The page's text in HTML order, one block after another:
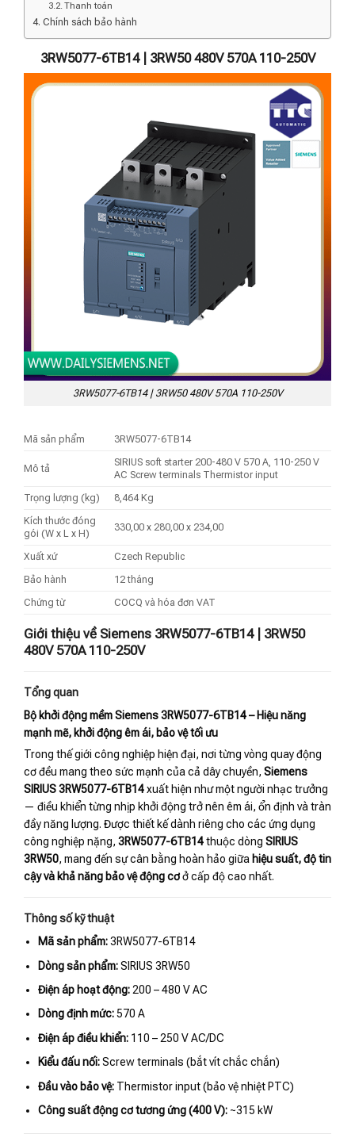
Thanh toán
Chính sách bảo hành
3RW5077-6TB14 | 3RW50 480V 570A 110-250V
3RW5077-6TB14 | 3RW50 480V 570A 110-250V
Mã sản phẩm 3RW5077-6TB14
Mô tả
SIRIUS soft starter 200-480 V 570 A, 110-250 V
AC Screw terminals Thermistor input
Trọng lượng (kg)
8,464 Kg
Kích thước đóng
gói (W x L x H)
330,00 x 280,00 x 234,00
Xuất xứ
Czech Republic
Bảo hành
12 tháng
Chứng từ
COCQ và hóa đơn VAT
Giới thiệu về Siemens 3RW5077-6TB14 | 3RW50
480V 570A 110-250V
Tổng quan
Bộ khởi động mềm Siemens 3RW5077-6TB14 – Hiệu năng
mạnh mẽ, khởi động êm ái, bảo vệ tối ưu
Trong thế giới công nghiệp hiện đại, nơi từng vòng quay động
cơ đều mang theo sức mạnh của cả dây chuyền, Siemens
SIRIUS 3RW5077-6TB14xuất hiện như một người nhạc trưởng
— điều khiển từng nhịp khởi động trở nên êm ái, ổn định và tràn
đầy năng lượng. Được thiết kế dành riêng cho các ứng dụng
công nghiệp nặng, 3RW5077-6TB14thuộc dòng SIRIUS
3RW50, mang đến sự cân bằng hoàn hảo giữa hiệu suất, độ tin
cậy và khả năng bảo vệ động cơở cấp độ cao nhất.
Thông số kỹ thuật
Mã sản phẩm:3RW5077-6TB14
Dòng sản phẩm:SIRIUS 3RW50
Điện áp hoạt động: 200 – 480 V AC
Dòng định mức:570 A
Điện áp điều khiển: 110 – 250 V AC/DC
Kiểu đấu nối:Screw terminals (bắt vít chắc chắn)
Đầu vào bảo vệ: Thermistor input (bảo vệ nhiệt PTC)
Công suất động cơ tương ứng (400 V): ~315 kW